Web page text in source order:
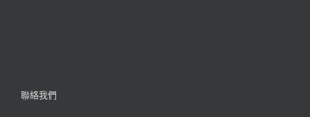
聯絡我們